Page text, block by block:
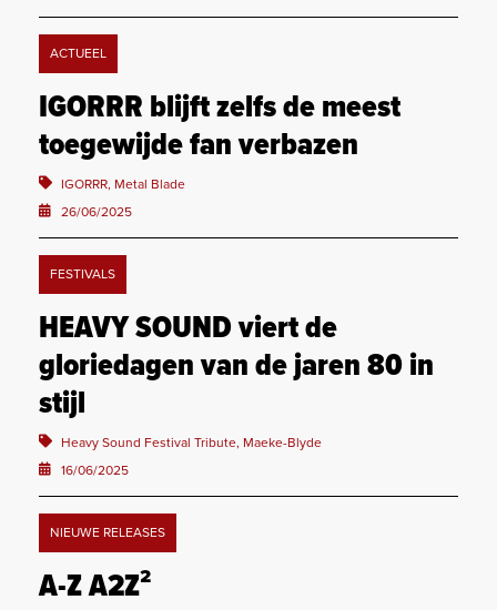
ACTUEEL
IGORRR blijft zelfs de meest
toegewijde fan verbazen
IGORRR, Metal Blade
26/06/2025
FESTIVALS
HEAVY SOUND viert de
gloriedagen van de jaren 80 in
stijl
Heavy Sound Festival Tribute, Maeke-Blyde
16/06/2025
NIEUWE RELEASES
A-Z A2Z²